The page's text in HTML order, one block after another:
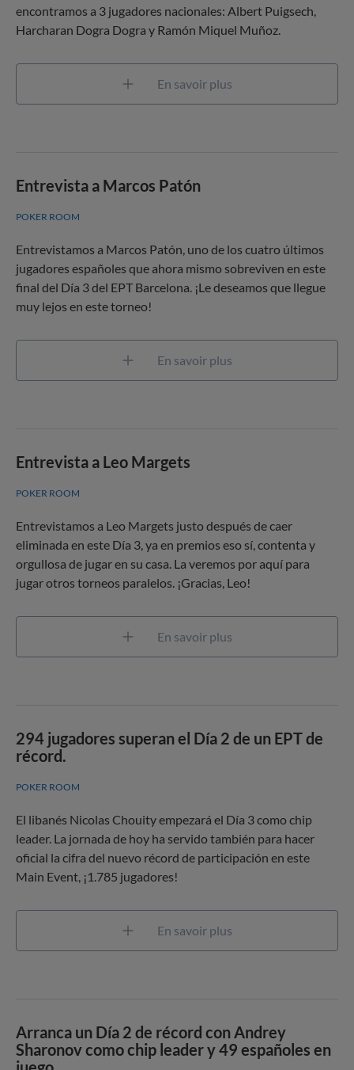
encontramos a 3 jugadores nacionales: Albert Puigsech,
Harcharan Dogra Dogra y Ramón Miquel Muñoz.
En savoir plus
Entrevista a Marcos Patón
POKER ROOM
Entrevistamos a Marcos Patón, uno de los cuatro últimos
jugadores españoles que ahora mismo sobreviven en este
final del Día 3 del EPT Barcelona. ¡Le deseamos que llegue
muy lejos en este torneo!
En savoir plus
Entrevista a Leo Margets
POKER ROOM
Entrevistamos a Leo Margets justo después de caer
eliminada en este Día 3, ya en premios eso sí, contenta y
orgullosa de jugar en su casa. La veremos por aquí para
jugar otros torneos paralelos. ¡Gracias, Leo!
En savoir plus
294 jugadores superan el Día 2 de un EPT de
récord.
POKER ROOM
El libanés Nicolas Chouity empezará el Día 3 como chip
leader. La jornada de hoy ha servido también para hacer
oficial la cifra del nuevo récord de participación en este
Main Event, ¡1.785 jugadores!
En savoir plus
Arranca un Día 2 de récord con Andrey
Sharonov como chip leader y 49 españoles en